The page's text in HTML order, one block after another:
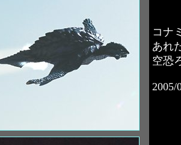
コナ
あれ
空恐
2005/